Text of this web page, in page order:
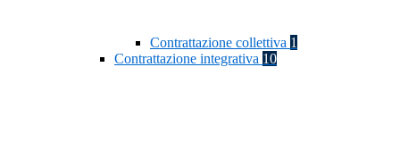
Contrattazione collettiva 1
Contrattazione integrativa 10